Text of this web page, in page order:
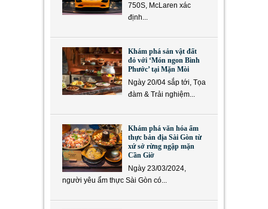
750S, McLaren xác
định...
Khám phá sản vật đất
đỏ với ‘Món ngon Bình
Phước’ tại Mặn Mòi
Ngày 20/04 sắp tới, Tọa
đàm & Trải nghiệm...
Khám phá văn hóa ẩm
thực bản địa Sài Gòn từ
xứ sở rừng ngập mặn
Cần Giờ
Ngày 23/03/2024,
người yêu ẩm thực Sài Gòn có...